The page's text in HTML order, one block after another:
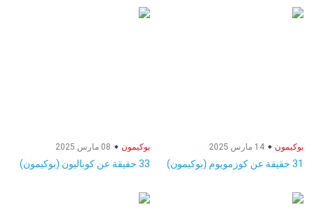
بوكيمون
31 حقيقة عن كوزمويوم (بوكيمون)
بوكيمون
33 حقيقة عن كوباليون (بوكيمون)